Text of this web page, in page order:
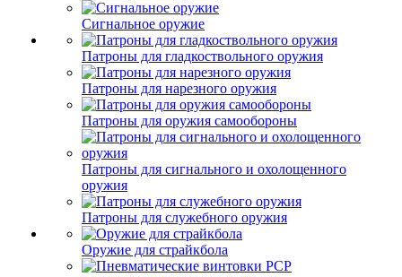
Сигнальное оружие
Патроны для гладкоствольного оружия
Патроны для нарезного оружия
Патроны для оружия самообороны
Патроны для сигнального и охолощенного
оружия
Патроны для служебного оружия
Оружие для страйкбола